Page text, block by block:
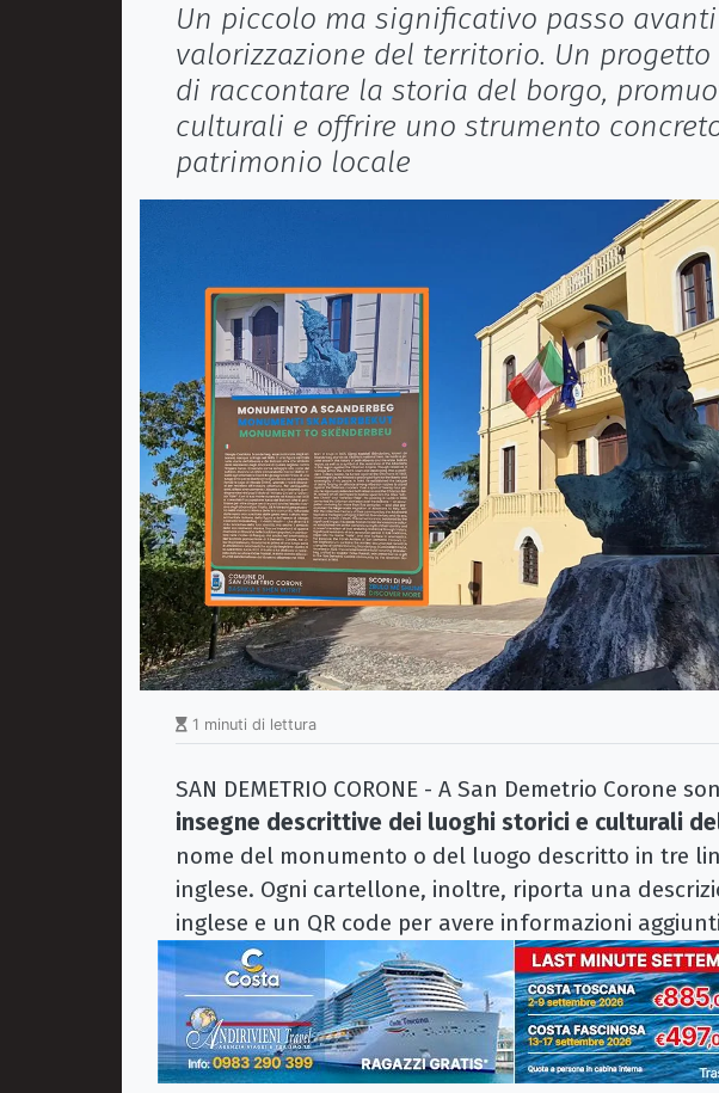
Un piccolo ma significativo passo
valorizzazione del territorio. Un
di raccontare la storia del borgo,
culturali e offrire uno strumento
patrimonio locale
1 minuti di lettura
SAN DEMETRIO CORONE - A San Demetrio Corone
insegne descrittive dei luoghi storici e culturali
nome del monumento o del luogo descritto in tre
inglese. Ogni cartellone, inoltre, riporta una
inglese e un QR code per avere informazioni